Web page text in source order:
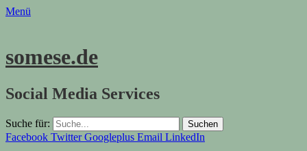
Menü
somese.de
Social Media Services
Suche für:
Facebook Twitter Googleplus Email LinkedIn